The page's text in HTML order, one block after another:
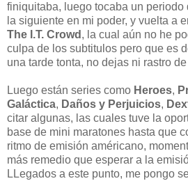
finiquitaba, luego tocaba un periodo
la siguiente en mi poder, y vuelta a
The I.T. Crowd , la cual aún no he
culpa de los subtitulos pero que es
una tarde tonta, no dejas ni rastro
Luego están series como Heroes,
Galáctica, Daños y Perjuicios,
citar algunas, las cuales tuve la
base de mini maratones hasta que
ritmo de emisión américano,
más remedio que esperar a la
LLegados a este punto, me pongo